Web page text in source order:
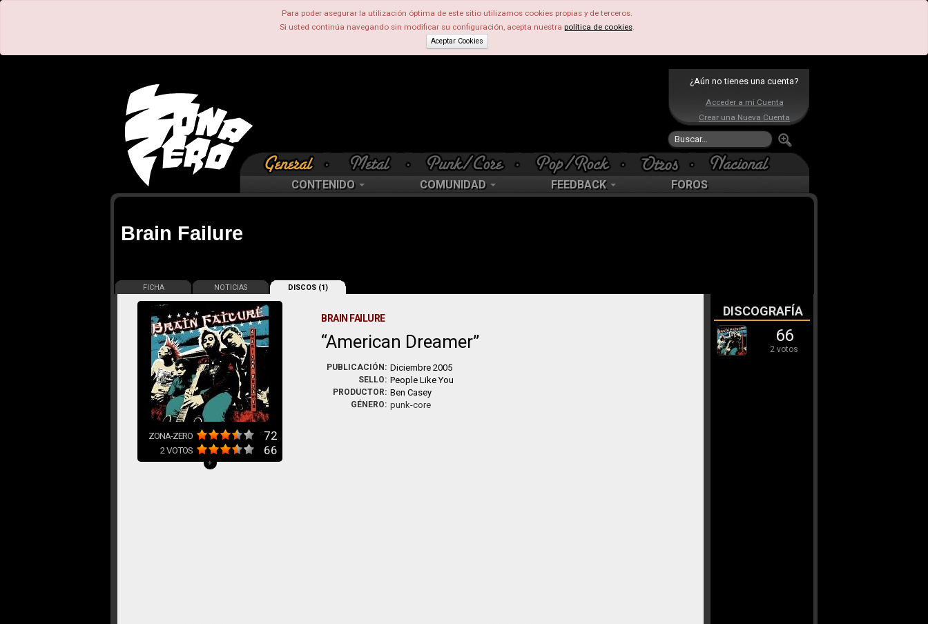
Para poder asegurar la utilización óptima de este sitio utilizamos cookies propias y de terceros.
Si usted continúa navegando sin modificar su configuración, acepta nuestra política de cookies.
Aceptar Cookies
¿Aún no tienes una cuenta?
Acceder a mi Cuenta
Crear una Nueva Cuenta
CONTENIDO COMUNIDAD FEEDBACK FOROS
Brain Failure
FICHA NOTICIAS DISCOS (1)
ZONA-ZERO 72
2VOTOS 66
+
BRAIN FAILURE
American Dreamer
PUBLICACIÓN: Diciembre 2005
SELLO: People Like You
PRODUCTOR: Ben Casey
GÉNERO: punk-core
DISCOGRAFÍA
66
2 votos